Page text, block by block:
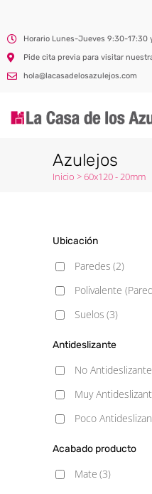
Horario Lunes-Jueves 9:30-17:30
Pide cita previa para visitar
hola@lacasadelosazulejos.com
Azulejos
Inicio >60x120 - 20mm
Ubicación
Paredes (2)
Polivalente
Suelos (3)
Antideslizante
No Antideslizante
Muy
Poco
Acabado producto
Mate (3)